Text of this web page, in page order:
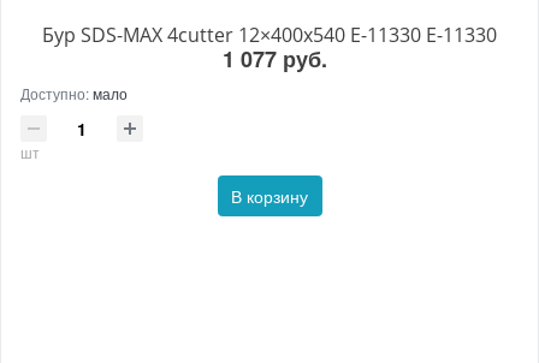
Бур SDS-MAX 4cutter 12×400x540 E-11330 E-11330
1 077 руб.
Доступно:мало
шт
В корзину